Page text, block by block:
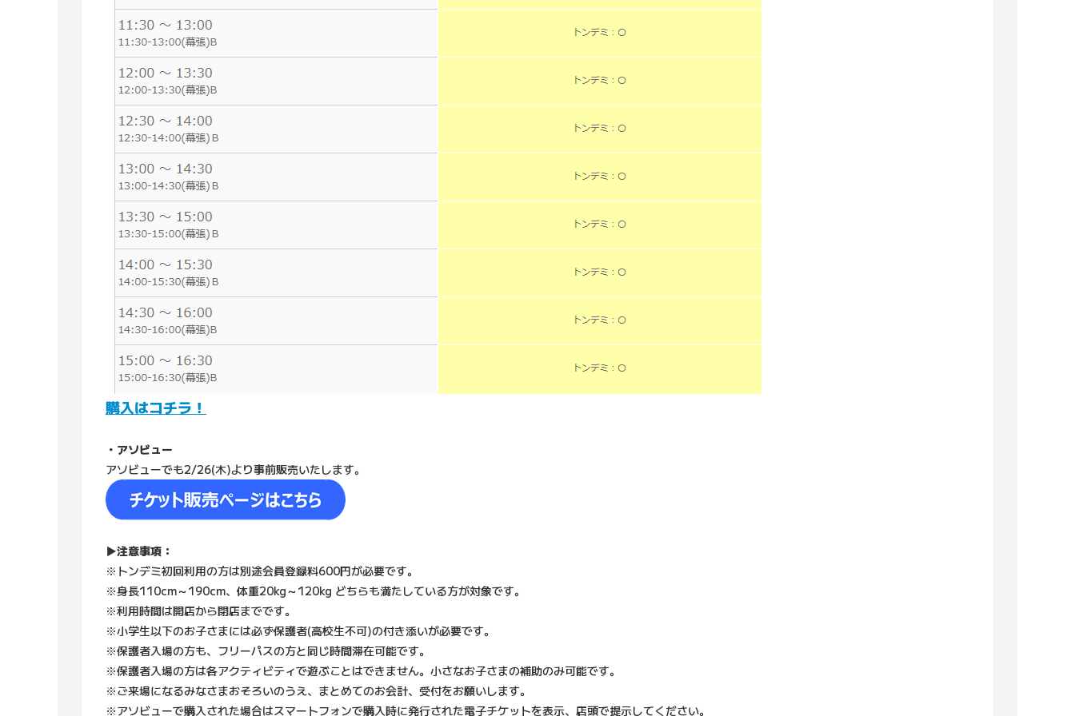
購入はコチラ！
・アソビュー
アソビューでも2/26(木)より事前販売いたします。
▶注意事項：
※トンデミ初回利用の方は別途会員登録料600円が必要です。
※身長110cm～190cm、体重20kg～120kg どちらも満たしている方が対象です。
※利用時間は開店から閉店までです。
※小学生以下のお子さまには必ず保護者(高校生不可)の付き添いが必要です。
※保護者入場の方も、フリーパスの方と同じ時間滞在可能です。
※保護者入場の方は各アクティビティで遊ぶことはできません。小さなお子さまの補助のみ可能です。
※ご来場になるみなさまおそろいのうえ、まとめてのお会計、受付をお願いします。
※アソビューで購入された場合はスマートフォンで購入時に発行された電子チケットを表示、店頭で提示してください。